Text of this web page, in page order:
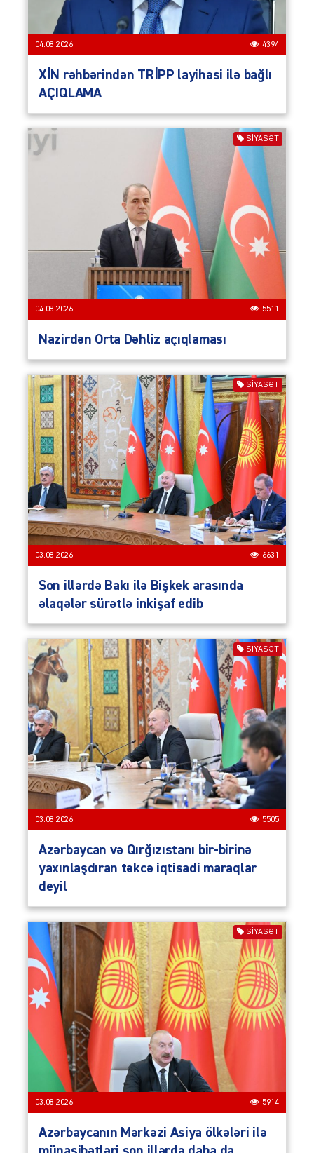
04.08.2026 4394
XİN rəhbərindən TRİPP layihəsi ilə bağlı
AÇIQLAMA
SIYASƏT
04.08.2026 5511
Nazirdən Orta Dəhliz açıqlaması
SIYASƏT
03.08.2026 6631
Son illərdə Bakı ilə Bişkek arasında
əlaqələr sürətlə inkişaf edib
SIYASƏT
03.08.2026 5505
Azərbaycan və Qırğızıstanı bir-birinə
yaxınlaşdıran təkcə iqtisadi maraqlar
deyil
SIYASƏT
03.08.2026 5914
Azərbaycanın Mərkəzi Asiya ölkələri ilə